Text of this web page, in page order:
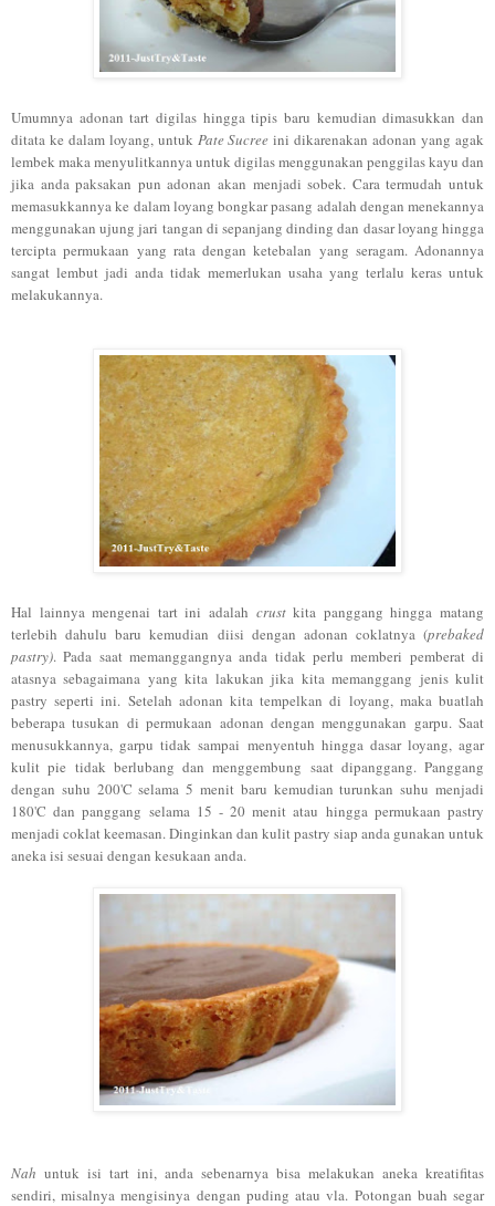
Umumnya adonan tart digilas hingga tipis baru kemudian dimasukkan dan
ditata ke dalam loyang, untuk Pate Sucree ini dikarenakan adonan yang agak
lembek maka menyulitkannya untuk digilas menggunakan penggilas kayu dan
jika anda paksakan pun adonan akan menjadi sobek. Cara termudah untuk
memasukkannya ke dalam loyang bongkar pasang adalah dengan menekannya
menggunakan ujung jari tangan di sepanjang dinding dan dasar loyang hingga
tercipta permukaan yang rata dengan ketebalan yang seragam. Adonannya
sangat lembut jadi anda tidak memerlukan usaha yang terlalu keras untuk
melakukannya.
Hal lainnya mengenai tart ini adalah crustkita panggang hingga matang
terlebih dahulu baru kemudian diisi dengan adonan coklatnya (prebaked
pastry).Pada saat memanggangnya anda tidak perlu memberi pemberat di
atasnya sebagaimana yang kita lakukan jika kita memanggang jenis kulit
pastry seperti ini. Setelah adonan kita tempelkan di loyang, maka buatlah
beberapa tusukan di permukaan adonan dengan menggunakan garpu. Saat
menusukkannya, garpu tidak sampai menyentuh hingga dasar loyang, agar
kulit pie tidak berlubang dan menggembung saat dipanggang. Panggang
dengan suhu 200'C selama 5 menit baru kemudian turunkan suhu menjadi
180'C dan panggang selama 15 - 20 menit atau hingga permukaan pastry
menjadi coklat keemasan. Dinginkan dan kulit pastry siap anda gunakan untuk
aneka isi sesuai dengan kesukaan anda.
Nah untuk isi tart ini, anda sebenarnya bisa melakukan aneka kreatifitas
sendiri, misalnya mengisinya dengan puding atau vla. Potongan buah segar